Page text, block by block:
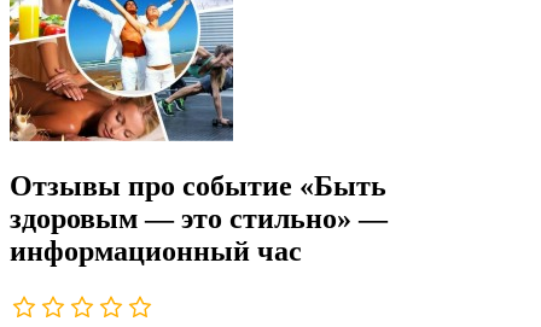
Отзывы про событие «Быть
здоровым — это стильно» —
информационный час